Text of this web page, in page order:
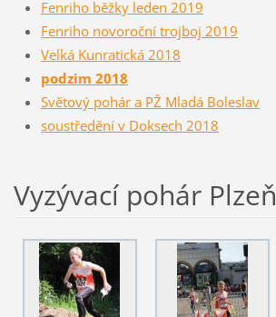
Fenriho běžky leden 2019
Fenriho novoroční trojboj 2019
Velká Kunratická 2018
podzim 2018
Světový pohár a PŽ Mladá Boleslav
soustředění v Doksech 2018
Vyzývací pohár Plzeň